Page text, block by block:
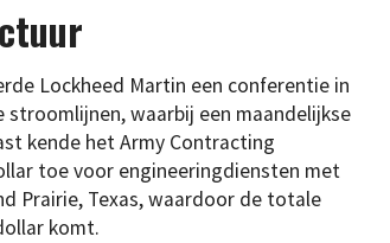
Lockheed Martin een conferentie in
waarbij een maandelijkse
kende het Army Contracting
toe voor engineeringdiensten met
Prairie, Texas, waardoor de totale
komt.